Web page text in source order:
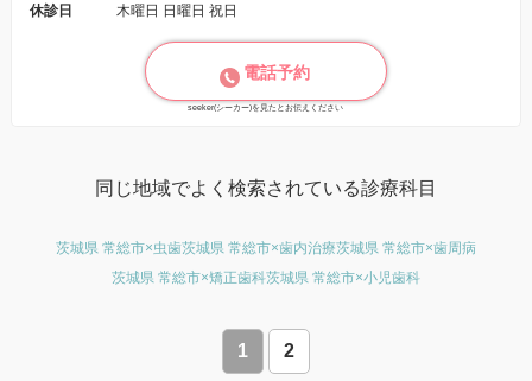
休診日
木曜日 日曜日 祝日
電話予約
seeker(シーカー)を見たとお伝えください
同じ地域でよく検索されている診療科目
茨城県 常総市×虫歯茨城県 常総市×歯内治療茨城県 常総市×歯周病
茨城県 常総市×矯正歯科茨城県 常総市×小児歯科
1 2